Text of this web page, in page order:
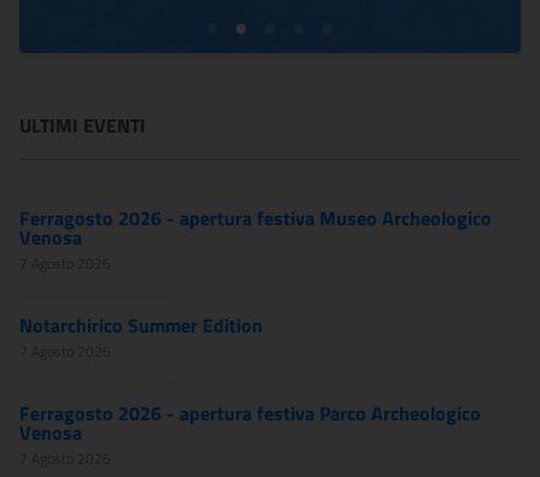
ULTIMI EVENTI
Ferragosto 2026 - apertura festiva Museo Archeologico
Venosa
7 Agosto 2026
Notarchirico Summer Edition
7 Agosto 2026
Ferragosto 2026 - apertura festiva Parco Archeologico
Venosa
7 Agosto 2026